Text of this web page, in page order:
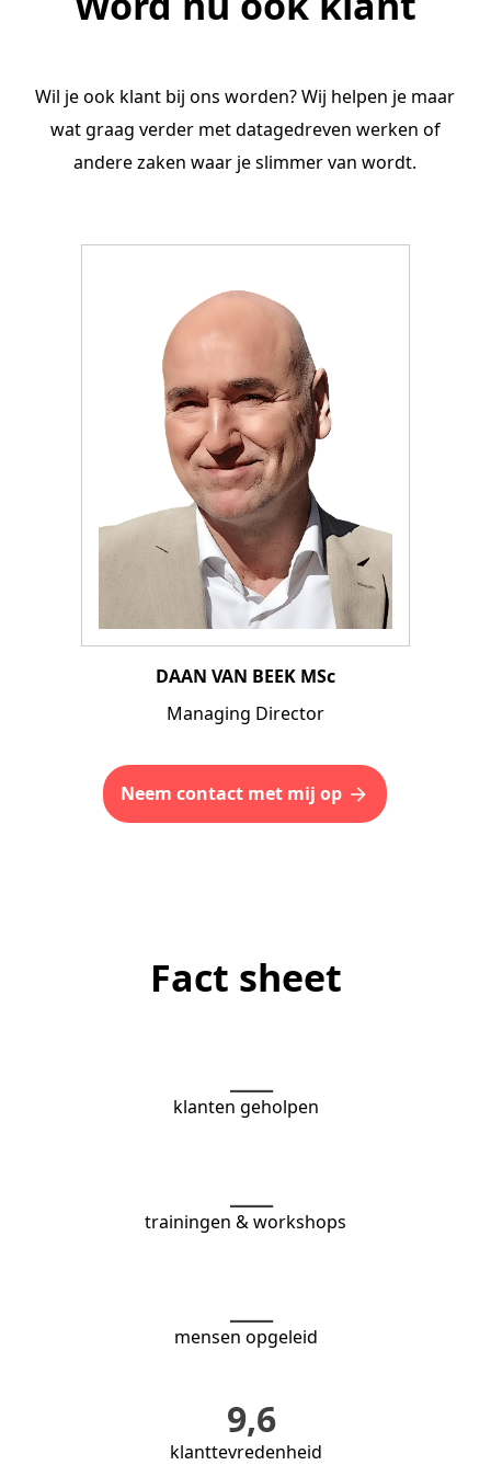
Wil je ook klant bij ons worden? Wij helpen je maar
wat graag verder met datagedreven werken of
andere zaken waar je slimmer van wordt.
DAAN VAN BEEK MSc
Managing Director
Neem contact met mij op
Fact sheet
klanten geholpen
trainingen & workshops
mensen opgeleid
9,6
klanttevredenheid